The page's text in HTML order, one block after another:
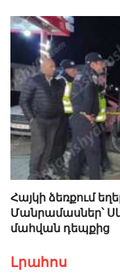
Հայկի ձեռքում
Մանրամասներ՝
մահվան դեպքից
Լրահոս